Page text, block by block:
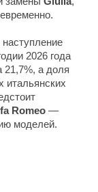
2026 года
21,7%, а доля
итальянских
Romeo —
моделей.